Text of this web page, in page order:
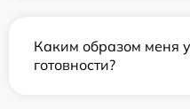
Каким образом меня
готовности?